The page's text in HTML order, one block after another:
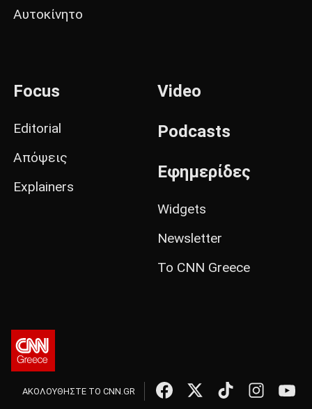
Αυτοκίνητο
Focus
Editorial
Απόψεις
Explainers
Video
Podcasts
Εφημερίδες
Widgets
Newsletter
Το CNN Greece
ΑΚΟΛΟΥΘΗΣΤΕ ΤΟ CNN.GR